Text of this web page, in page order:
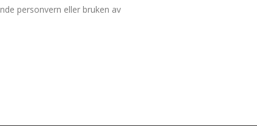
personvern eller bruken av